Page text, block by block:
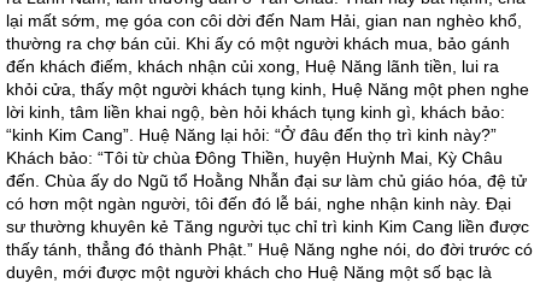
lại mất sớm, mẹ góa con côi dời đến Nam Hải, gian nan nghèo khổ,
thường ra chợ bán củi. Khi ấy có một người khách mua, bảo gánh
đến khách điếm, khách nhận củi xong, Huệ Năng lãnh tiền, lui ra
khỏi cửa, thấy một người khách tụng kinh, Huệ Năng một phen nghe
lời kinh, tâm liền khai ngộ, bèn hỏi khách tụng kinh gì, khách bảo:
“kinh Kim Cang”. Huệ Năng lại hỏi: “Ở đâu đến thọ trì kinh này?”
Khách bảo: “Tôi từ chùa Đông Thiền, huyện Huỳnh Mai, Kỳ Châu
đến. Chùa ấy do Ngũ tổ Hoằng Nhẫn đại sư làm chủ giáo hóa, đệ tử
có hơn một ngàn người, tôi đến đó lễ bái, nghe nhận kinh này. Đại
sư thường khuyên kẻ Tăng người tục chỉ trì kinh Kim Cang liền được
thấy tánh, thẳng đó thành Phật.” Huệ Năng nghe nói, do đời trước có
duyên, mới được một người khách cho Huệ Năng một số bạc là